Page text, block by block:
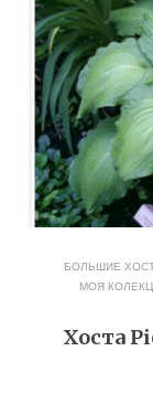
БОЛЬШИЕ
МОЯ
Хоста